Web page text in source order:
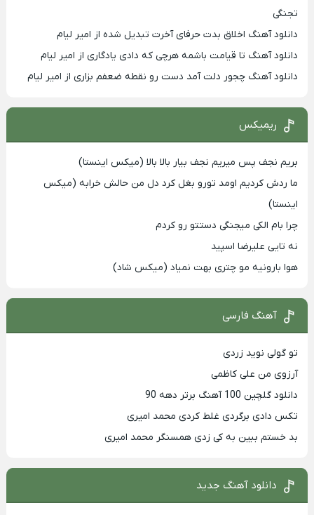
تجنگی
دانلود آهنگ اخلاق بدت حرفای آخرت تبدیل شده از امیر لیام
دانلود آهنگ تا قیامت باشمه هرچی که دادی یادگاری از امیر لیام
دانلود آهنگ چجور دلت آمد دست رو نقطه ضعفم بزاری از امیر لیام
ریمیکس
بریم نجف پس میریم نجف بیار بالا بالا (میکس اینستا)
ما ردش کردیم اومد تورو بغل کرد دل من حالش خرابه (میکس
اینستا)
چرا بام الکی میجنگی دستتو رو کردم
نه تایی علیرضا اسپید
هوا بارونیه مو چتری بهت نمیاد (میکس شاد)
آهنگ فارسی
تو گولی نوید زردی
آرزوی من علی کاظمی
دانلود گلچین 100 آهنگ برتر دهه 90
تکس دادی برگردی غلط کردی محمد امیری
بد خستم ببین به کی زدی همسنگر محمد امیری
دانلود آهنگ جدید